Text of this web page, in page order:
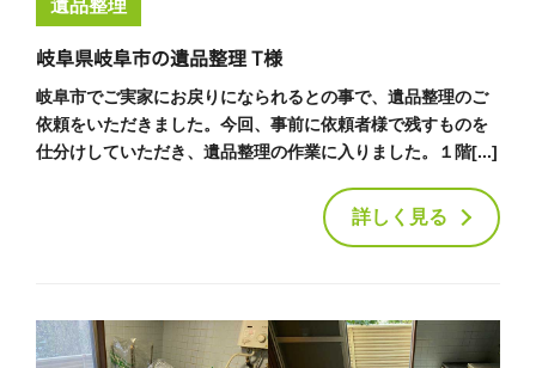
遺品整理
岐阜県岐阜市の遺品整理 T様
岐阜市でご実家にお戻りになられるとの事で、遺品整理のご
依頼をいただきました。今回、事前に依頼者様で残すものを
仕分けしていただき、遺品整理の作業に入りました。１階[...]
詳しく見る